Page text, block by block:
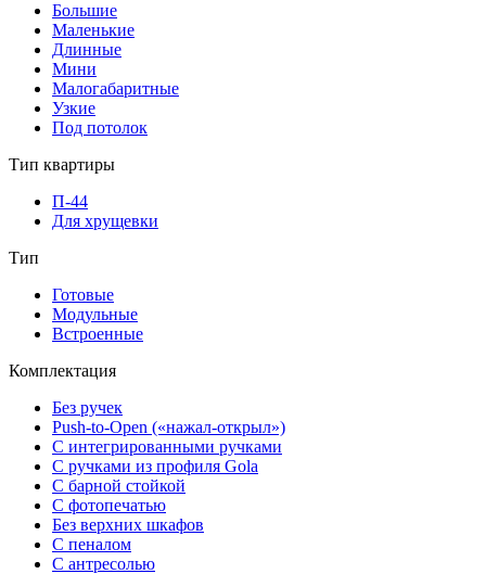
Большие
Маленькие
Длинные
Мини
Малогабаритные
Узкие
Под потолок
Тип квартиры
П-44
Для хрущевки
Тип
Готовые
Модульные
Встроенные
Комплектация
Без ручек
Push-to-Open («нажал-открыл»)
С интегрированными ручками
С ручками из профиля Gola
С барной стойкой
С фотопечатью
Без верхних шкафов
С пеналом
С антресолью